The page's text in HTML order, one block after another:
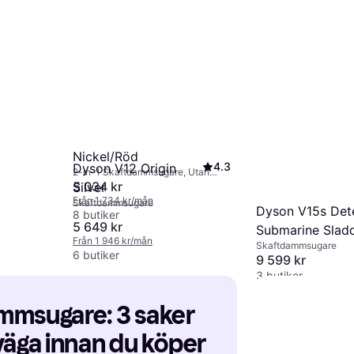
Nickel/Röd
2-in-1 Skaftdammsugare, Utan
påse
5 034 kr
Från 1 734 kr/mån
8 butiker
Dyson V12 Origin
Silver
4.3
Skaftdammsugare
5 649 kr
Från 1 946 kr/mån
6 butiker
Dyson V15s
Submarine
Dammsugare
Skaftdammsugare
9 599 kr
3 butiker
3 saker
innan du köper